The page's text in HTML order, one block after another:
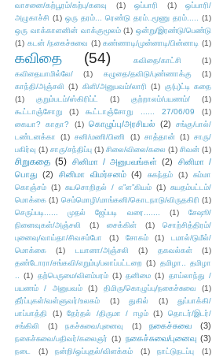
வாசனை/கற்பூரம்/கற்பு/களவு
(1) ஒப்பாரி (1)
ஒப்பாரி/
அழுகாச்சி (1) ஒரு தரம்... ரெண்டு தரம்..மூணு தரம்..... (1)
ஒரு வாக்காளனின் வாக்குமூலம் (1) ஒன்று/இரண்டு/பெண்டு
(1) கடன் /நகைச்சுவை (1) கண்ணாடி/முன்னாடி/பின்னாடி (1)
கவிதை (54) கவிதை/காட்சி
(1)
கவிதையாமில்லே/
(1) கழுதை/தவிடு/புண்ணாக்கு
(1)
காந்தி/அஞ்சலி (1) கிளி/அனுபவம்/லாரி (1) கு(பு)ட்டி கதை
(1)
குறும்படம்/ஸ்கிரிப்ட் (1) குற்றாலம்/பயணம்/
(1)
கூட்டாஞ்சோறு
(1) கூட்டாஞ்சோறு ...... 27/06/09
(1)
கையா? காதா?
(1) கொழுப்பு/அரசியல் (2)
சங்கு/பால்/
டண்டனக்கா
(1) சனி/மணி/பிணி (1) சாத்தான் (1) சாரு/
பகிர்வு (1) சாரு/சந்திப்பு (1) சிலை/விலை/கலை (1) சிவன் (1)
சிறுகதை (5) சினிமா / அனுபவங்கள் (2)
சினிமா /
பொது (2) சினிமா விமர்சனம் (4) சுகந்தம் (1)
சும்மா
கொஞ்சம் (1) சுயசொறிதல் / எ”ள”கியம் (1) சுயதம்பட்டம்/
மொக்கை (1) செம்மொழி/மாங்கனி/கொடநாடு/விருதகிரி (1)
செருப்படி...... முதல் ஜேப்படி வரை.......
(1)
சேஷூ/
நினைவுகள்/அஞ்சலி
(1) சைக்கிள் (1)
சொற்சித்திரம்/
புனைவு/வாய்தா/சிவசம்போ
(1) சோகம் (1)
டமால்/டுமீல்/
மொக்கை
(1) டயானா/அஞ்சலி (1) தகவல்கள்
(1)
தண்டோரா/சங்கவி/எறும்பு/பலாப்பட்டறை (1) தமிழா.. தமிழா
.. (1) தற்பெருமை/விளம்பரம் (1) தனிமை (1) தாய்லாந்து /
பயணம் / அனுபவம்
(1) திமிரு/கொழுப்பு/நகைச்சுவை
(1)
தீர்ப்புகள்/வள்ளுவர்/உலகம்
(1) துகில் (1)
துப்பாக்கி/
பாப்பாத்தி
(1) தேர்தல் /திருமா / ஈழம் (1)
தொடர்/இடர்/
சங்கிலி
(1) நகச்சுவை/புனைவு (1) நகைச்சுவை (3)
நகைச்சுவை/பதிவர்/கலைஞர் (1) நகைச்சுவை/புனைவு (3)
நடை (1) நன்றி/ஒப்புதல்/விளக்கம் (1) நாட்டுநடப்பு (1)